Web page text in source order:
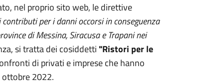
nel proprio sito web, le direttive
per i danni occorsi in conseguenza
di Messina, Siracusa e Trapani nei
si tratta dei cosiddetti "Ristori per le
di privati e imprese che hanno
2022.